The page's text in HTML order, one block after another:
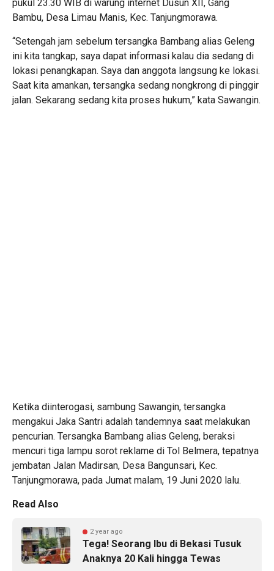
pukul 23.30 WIB di warung internet Dusun XII, Gang
Bambu, Desa Limau Manis, Kec. Tanjungmorawa.
“Setengah jam sebelum tersangka Bambang alias Geleng
ini kita tangkap, saya dapat informasi kalau dia sedang di
lokasi penangkapan. Saya dan anggota langsung ke lokasi.
Saat kita amankan, tersangka sedang nongkrong di pinggir
jalan. Sekarang sedang kita proses hukum,” kata Sawangin.
Ketika diinterogasi, sambung Sawangin, tersangka
mengakui Jaka Santri adalah tandemnya saat melakukan
pencurian. Tersangka Bambang alias Geleng, beraksi
mencuri tiga lampu sorot reklame di Tol Belmera, tepatnya
jembatan Jalan Madirsan, Desa Bangunsari, Kec.
Tanjungmorawa, pada Jumat malam, 19 Juni 2020 lalu.
Read Also
2 year ago
Tega! Seorang Ibu di Bekasi Tusuk
Anaknya 20 Kali hingga Tewas